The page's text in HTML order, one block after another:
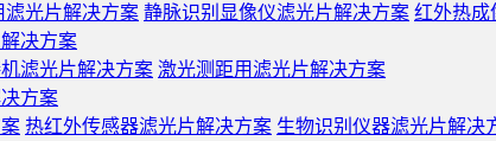
滤光片解决方案 静脉识别显像仪滤光片解决方案 红外热成
决方案
滤光片解决方案 激光测距用滤光片解决方案
方案
热红外传感器滤光片解决方案 生物识别仪器滤光片解决